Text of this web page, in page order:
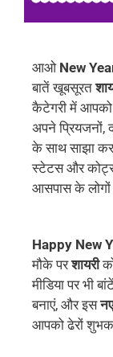
आओ New
बातें खूबसूरत
कैटेगरी में आपको
अपने प्रियजनों,
के साथ साझा
स्टेटस और
आसपास के
Happy New
मौके परशायरी
मीडिया पर भी
बनाएं, और इस
आपको ढेरों